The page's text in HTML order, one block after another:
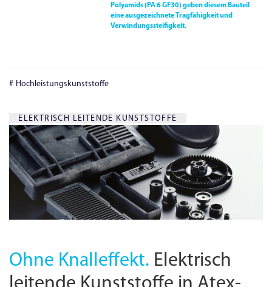
Polyamids( PA 6 GF30) geben diesem Bauteil
eine ausgezeichnete Tragfähigkeit und
Verwindungssteifigkeit.
Hochleistungskunststoffe
ELEKTRISCH LEITENDE KUNSTSTOFFE
Ohne Knalleffekt. Elektrisch